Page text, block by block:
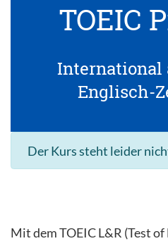
TOEIC
International
Englisch-
Der Kurs steht leider
Mit dem TOEIC L&R (Test